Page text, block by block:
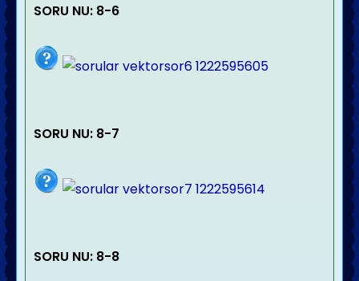
SORU NU: 8-6
SORU NU: 8-7
SORU NU: 8-8